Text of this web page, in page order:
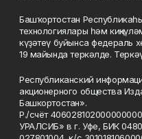
Башҡортостан
технологиялары һәм
күҙәтеү буйынса федераль
19 майында теркәлде.
Республиканский
акционерного общества
Башкортостан».
Р./счёт
УРАЛСИБ» в г. Уфе, БИК